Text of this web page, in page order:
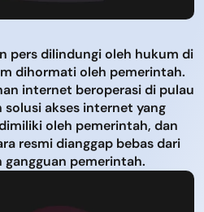
pers dilindungi oleh hukum di
dihormati oleh pemerintah.
internet beroperasi di pulau
solusi akses internet yang
oleh pemerintah, dan
resmi dianggap bebas dari
gangguan pemerintah.